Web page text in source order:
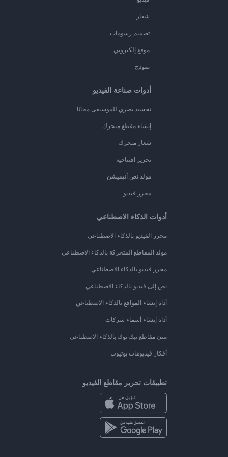
شعار
تصميم رسومات
موقع إلكتروني
نموذج
أدوات صناعة الفيديو
تجسيد بصري للموسيقى مجانًا
إنشاء مقطع متحرك
شعار متحرك
تحرير افتتاحية
مولد نص أنيميشن
محرر فيديو
أدوات الذكاء الاصطناعي
محرر الفيديو بالذكاء الاصطناعي
مولد المقاطع المتحركة بالذكاء الاصطناعي
محرر فيديو بالذكاء الاصطناعي
نص إلى فيديو بالذكاء الاصطناعي
أداة إنشاء المواقع بالذكاء الاصطناعي
أداة إنشاء أسماء شركات
منئ مقاطع تيك توك بالذكاء الاصطناعي
أفكار فيديوهات يوتيوب
تطبيقات تحرير مقاطع الفيديو